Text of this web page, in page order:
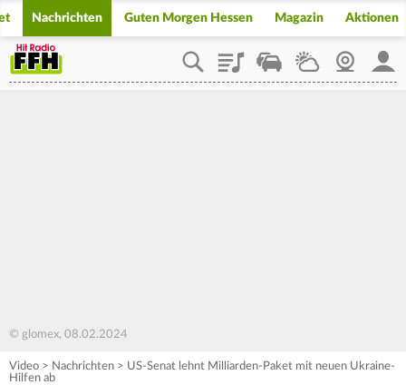
Nachrichten Guten Morgen Hessen Magazin Aktionen
PlaylistStaupilotWetterWebcam
© glomex, 08.02.2024
Video > Nachrichten > US-Senat lehnt Milliarden-Paket mit neuen Ukraine-
Hilfen ab